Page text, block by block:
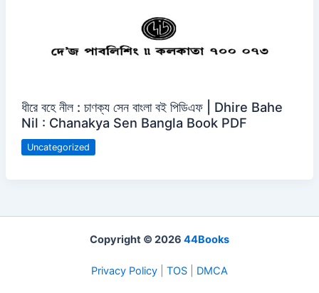
ধীরে বহে নীল : চাণক্য সেন বাংলা বই পিডিএফ | Dhire Bahe
Nil : Chanakya Sen Bangla Book PDF
Uncategorized
Copyright © 2026 44Books
Privacy Policy TOS DMCA